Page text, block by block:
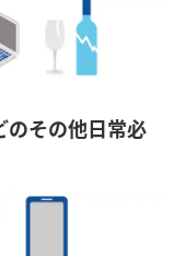
のその他日常必